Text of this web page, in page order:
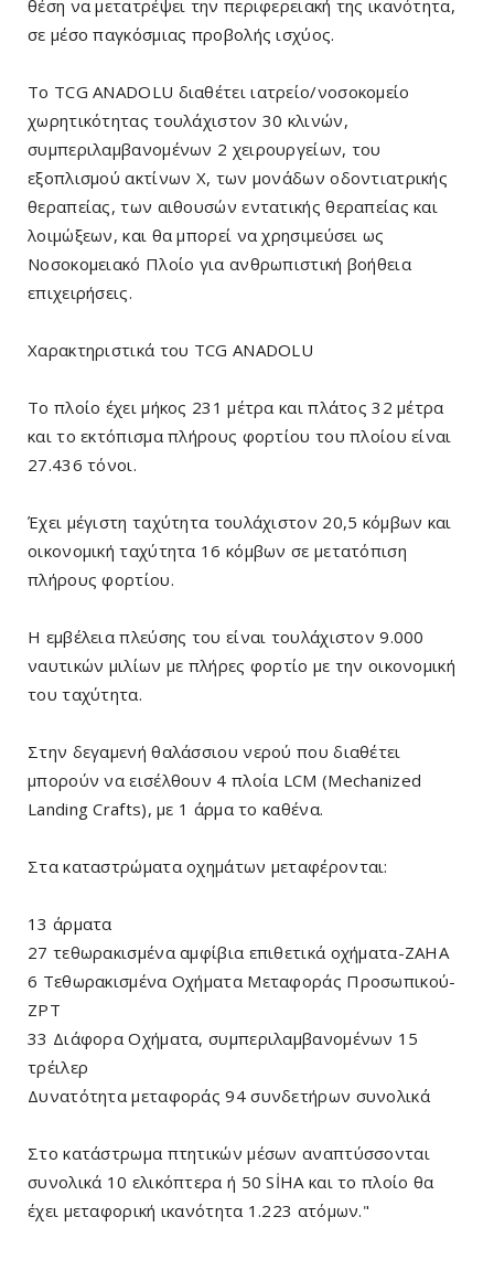
θέση να μετατρέψει την περιφερειακή της ικανότητα,
σε μέσο παγκόσμιας προβολής ισχύος.
Το TCG ANADOLU διαθέτει ιατρείο/νοσοκομείο
χωρητικότητας τουλάχιστον 30 κλινών,
συμπεριλαμβανομένων 2 χειρουργείων, του
εξοπλισμού ακτίνων Χ, των μονάδων οδοντιατρικής
θεραπείας, των αιθουσών εντατικής θεραπείας και
λοιμώξεων, και θα μπορεί να χρησιμεύσει ως
Νοσοκομειακό Πλοίο για ανθρωπιστική βοήθεια
επιχειρήσεις.
Χαρακτηριστικά του TCG ANADOLU
Το πλοίο έχει μήκος 231 μέτρα και πλάτος 32 μέτρα
και το εκτόπισμα πλήρους φορτίου του πλοίου είναι
27.436 τόνοι.
Έχει μέγιστη ταχύτητα τουλάχιστον 20,5 κόμβων και
οικονομική ταχύτητα 16 κόμβων σε μετατόπιση
πλήρους φορτίου.
Η εμβέλεια πλεύσης του είναι τουλάχιστον 9.000
ναυτικών μιλίων με πλήρες φορτίο με την οικονομική
του ταχύτητα.
Στην δεγαμενή θαλάσσιου νερού που διαθέτει
μπορούν να εισέλθουν 4 πλοία LCM (Mechanized
Landing Crafts), με 1 άρμα το καθένα.
Στα καταστρώματα οχημάτων μεταφέρονται:
13 άρματα
27 τεθωρακισμένα αμφίβια επιθετικά οχήματα-ZAHA
6 Τεθωρακισμένα Οχήματα Μεταφοράς Προσωπικού-
ZPT
33 Διάφορα Οχήματα, συμπεριλαμβανομένων 15
τρέιλερ
Δυνατότητα μεταφοράς 94 συνδετήρων συνολικά
Στο κατάστρωμα πτητικών μέσων αναπτύσσονται
συνολικά 10 ελικόπτερα ή 50 SİHA και το πλοίο θα
έχει μεταφορική ικανότητα 1.223 ατόμων."